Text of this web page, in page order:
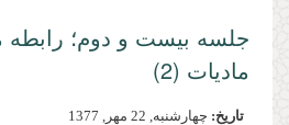
جلسه بیست و دوم؛ رابطه
مادیات (2)
تاریخ: چهارشنبه, 22 مهر, 1377